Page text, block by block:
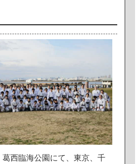
葛西臨海公園 にて 東京
千